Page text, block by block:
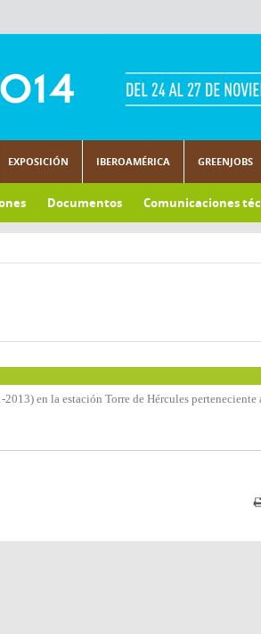
EXPOSICIÓN IBEROAMÉRICA GREENJOBS
Documentos Comunicaciones
en la estación Torre de Hércules perteneciente